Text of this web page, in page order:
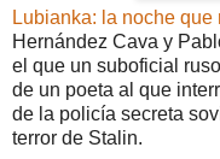
Lubianka: la noche
Hernández Cava y
el que un suboficial
de un poeta al que
de la policía secreta
terror de Stalin.